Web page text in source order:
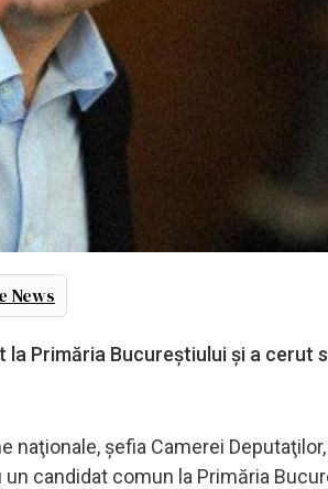
News
la Primăria Bucureștiului și a cerut
şefia Camerei
candidat comun la Primăria